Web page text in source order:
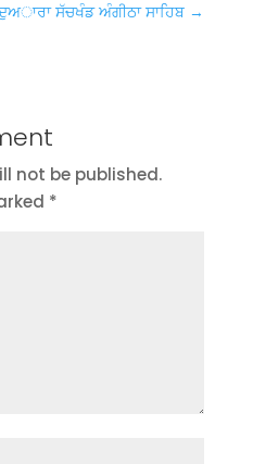
ਸੱਚਖੰਡ ਅੰਗੀਠਾ ਸਾਹਿਬ →
not be published.
*